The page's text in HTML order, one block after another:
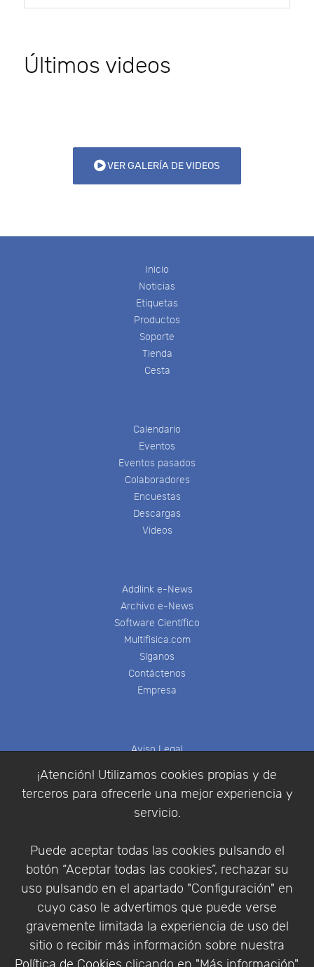
¡Atención! Utilizamos cookies propias y de
terceros para ofrecerle una mejor experiencia y
servicio.
Puede aceptar todas las cookies pulsando el
botón “Aceptar todas las cookies”, rechazar su
uso pulsando en el apartado "Configuración" en
cuyo caso le advertimos que puede verse
gravemente limitada la experiencia de uso del
sitio o recibir más información sobre nuestra
Últimos videos
VER GALERÍA DE VIDEOS
Inicio
Noticias
Etiquetas
Productos
Soporte
Tienda
Cesta
Calendario
Eventos
Eventos pasados
Colaboradores
Encuestas
Descargas
Videos
Addlink e-News
Archivo e-News
Software Científico
Multifisica.com
Síganos
Contáctenos
Empresa
Aviso Legal
Política de Privacidad
Condiciones de compra
Identificarse
Empresa|Aviso Legal| Política de Privacidad |
Política de Cookies
© Copyright 1994 - 2026. Addlink Software